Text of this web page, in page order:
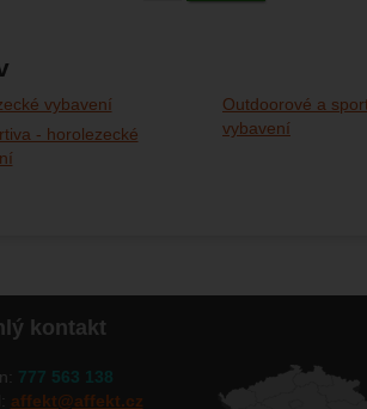
vybavení
- horolezecké
Outdoorové a
vybavení
kontakt
777 563 138
affekt@affekt.cz